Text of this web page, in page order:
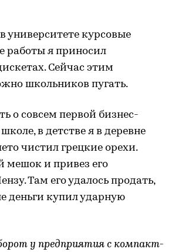
университете курсовые
работы я приносил
Сейчас этим
школьников пугать.
о совсем первой бизнес-
в детстве я в деревне
чистил грецкие орехи.
мешок и привез его
Там его удалось продать,
деньги купил ударную
у предприятия с компакт-